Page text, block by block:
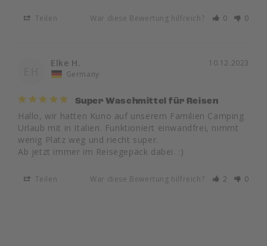
Teilen War diese Bewertung hilfreich? 0 0
10.12.2023
Elke H.
Germany
Super Waschmittel für Reisen
Hallo, wir hatten Kuno auf unserem Familien Camping
Urlaub mit in Italien. Funktioniert einwandfrei, nimmt
wenig Platz weg und riecht super.
Ab jetzt immer im Reisegepäck dabei. :)
Teilen War diese Bewertung hilfreich? 2 0